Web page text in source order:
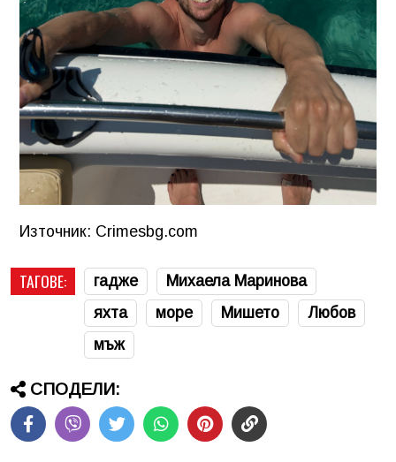
Източник: Crimesbg.com
ТАГОВЕ: гадже
Михаела Маринова
яхта
море Мишето
Любов
мъж
СПОДЕЛИ: